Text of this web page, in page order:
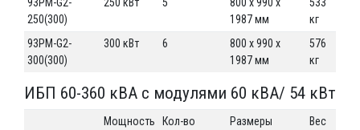
250(300)
1987 мм
кг
93PM-G2-
300(300)
300 кВт 6
800 x 990 x
1987 мм
576
кг
ИБП 60-360 кВА с модулями 60 кВА/ 54 кВт
Мощность
Кол-во
Размеры Вес